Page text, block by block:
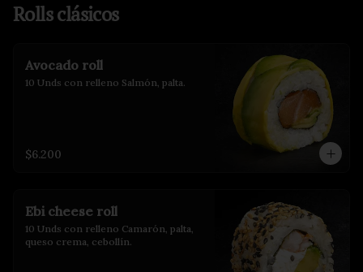
Rolls clásicos
Avocado roll
10 Unds con relleno Salmón, palta.
$6.200
Ebi cheese roll
10 Unds con relleno Camarón, palta,
queso crema, cebollín.